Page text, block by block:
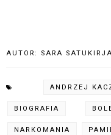
AUTOR: SARA SATUKIRJA
ANDRZEJ
BIOGRAFIA
NARKOMANIA